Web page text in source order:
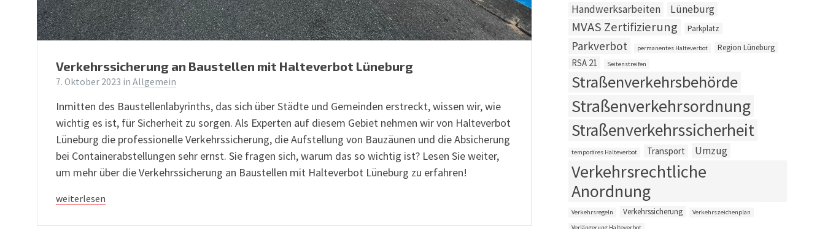
Verkehrssicherung an Baustellen mit Halteverbot Lüneburg
7. Oktober 2023 in Allgemein
Inmitten des Baustellenlabyrinths, das sich über Städte und Gemeinden erstreckt, wissen wir, wie
wichtig es ist, für Sicherheit zu sorgen. Als Experten auf diesem Gebiet nehmen wir von Halteverbot
Lüneburg die professionelle Verkehrssicherung, die Aufstellung von Bauzäunen und die Absicherung
bei Containerabstellungen sehr ernst. Sie fragen sich, warum das so wichtig ist? Lesen Sie weiter,
um mehr über die Verkehrssicherung an Baustellen mit Halteverbot Lüneburg zu erfahren!
weiterlesen
Handwerksarbeiten Lüneburg
MVAS Zertifizierung Parkplatz
Parkverbot permanentes Halteverbot Region Lüneburg
RSA 21 Seitenstreifen
Straßenverkehrsbehörde
Straßenverkehrsordnung
Straßenverkehrssicherheit
temporäres Halteverbot Transport Umzug
Verkehrsrechtliche
Anordnung
Verkehrsregeln Verkehrssicherung
Verkehrszeichenplan